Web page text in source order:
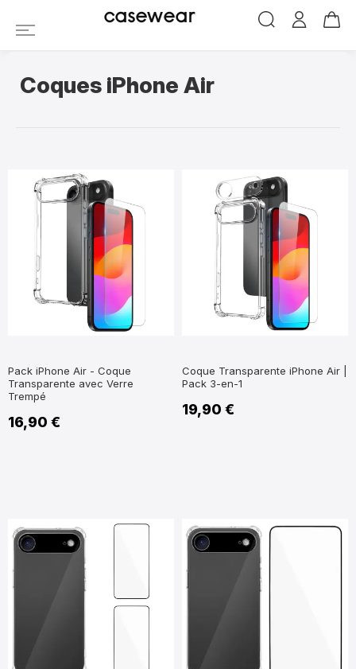
Coques iPhone Air
casewear
Coques iPhone Air
Pack iPhone Air - Coque
Transparente avec Verre
Trempé
16,90 €
Coque Transparente iPhone Air |
Pack 3-en-1
19,90 €